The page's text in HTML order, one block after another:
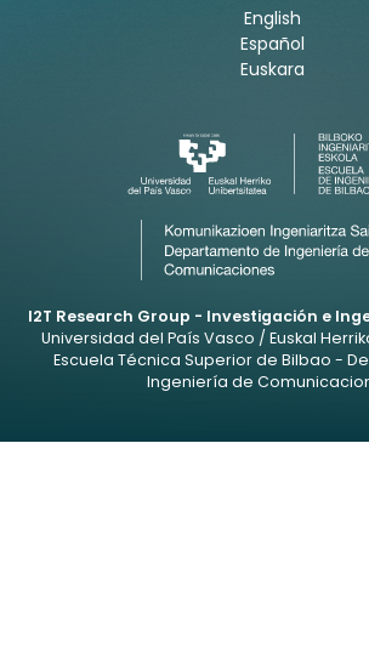
I2T Research Group - Investigación e
Universidad del País Vasco / Euskal
Escuela Técnica Superior de Bilbao -
Ingeniería de
English
Español
Euskara